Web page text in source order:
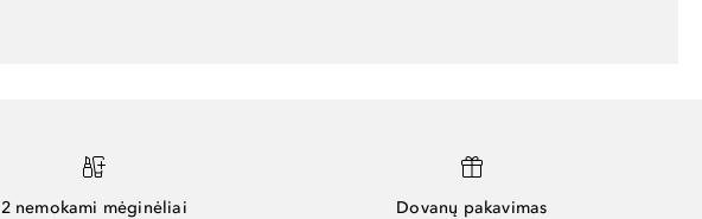
2 nemokami mėginėliai Dovanų pakavimas